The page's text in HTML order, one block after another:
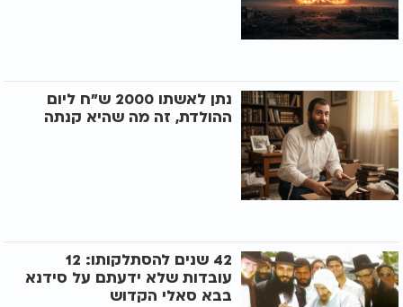
נתן לאשתו 2000 ש"ח ליום
ההולדת, זה מה שהיא קנתה
42 שנים להסתלקותו: 12
עובדות שלא ידעתם על סידנא
בבא סאלי הקדוש